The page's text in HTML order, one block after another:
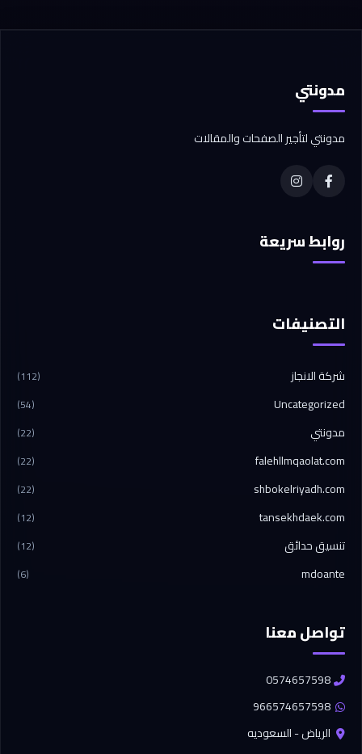
مدونتي
مدونتي لتأجير الصفحات والمقالات
روابط سريعة
التصنيفات
شركة الانجاز (112)
Uncategorized
(54)
مدونتي (22)
falehllmqaolat.com
(22)
shbokelriyadh.com
(22)
tansekhdaek.com
(12)
تنسيق حدائق (12)
mdoante
(6)
تواصل معنا
0574657598
966574657598
الرياض - السعوديه